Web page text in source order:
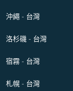
沖繩 - 台灣
洛杉磯 - 台灣
宿霧 - 台灣
札幌 - 台灣